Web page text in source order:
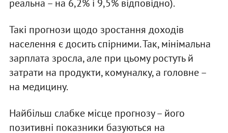
реальна – на 6,2% і 9,5% відповідно).
Такі прогнози щодо зростання доходів
населення є досить спірними. Так, мінімальна
зарплата зросла, але при цьому ростуть й
затрати на продукти, комуналку, а головне –
на медицину.
Найбільш слабке місце прогнозу – його
позитивні показники базуються на